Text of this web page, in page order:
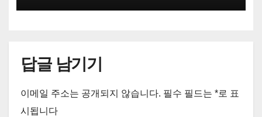
답글 남기기
이메일 주소는 공개되지 않습니다. 필수 필드는 *로 표
시됩니다